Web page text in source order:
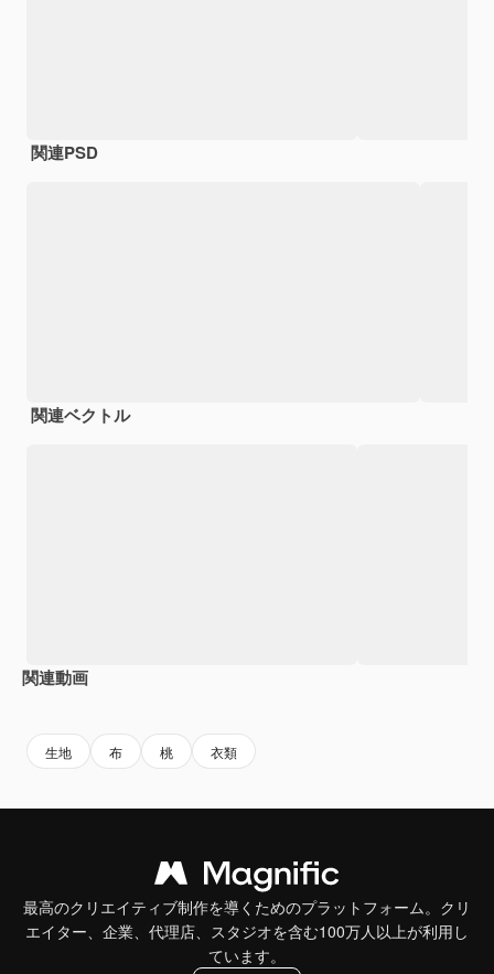
関連PSD
関連ベクトル
関連動画
生地 布 桃 衣類
最高のクリエイティブ制作を導くためのプラットフォーム。クリ
エイター、企業、代理店、スタジオを含む100万人以上が利用し
ています。